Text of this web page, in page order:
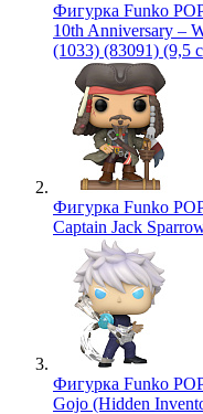
Фигурка Funko
10th Anniversary –
(1033) (83091) (9,5
Фигурка Funko
Captain Jack
Фигурка Funko
Gojo (Hidden